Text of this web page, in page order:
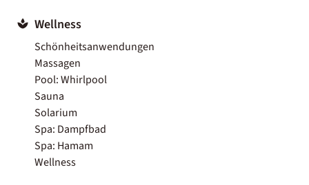
Wellness
Schönheitsanwendungen
Massagen
Pool: Whirlpool
Sauna
Solarium
Spa: Dampfbad
Spa: Hamam
Wellness